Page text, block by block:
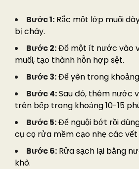
Bước 1: Rắc một lớp muối
bị cháy.
Bước 2:Đổ một ít nước vào
muối, tạo thành hỗn hợp sệt.
Bước 3:Để yên trong
Bước 4:Sau đó, thêm nước
trên bếp trong khoảng 10-15
Bước 5:Để nguội bớt rồi
cụ cọ rửa mềm cạo nhẹ các
Bước 6: Rửa sạch lại bằng
khô.